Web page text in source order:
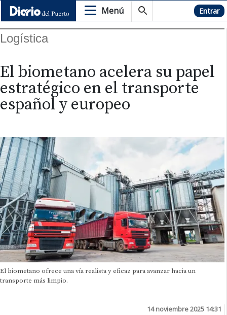
Menú Hemeroteca Entrar
Logística
El biometano acelera su papel
estratégico en el transporte
español y europeo
El biometano ofrece una vía realista y eficaz para avanzar hacia un
transporte más limpio.
14 noviembre 2025 14:31